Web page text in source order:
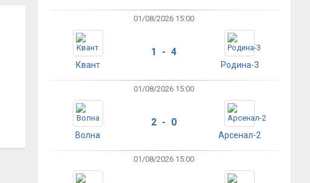
01/08/2026 15:00
Квант
1 - 4
Родина-3
01/08/2026 15:00
Волна
2 - 0
Арсенал-2
01/08/2026 15:00